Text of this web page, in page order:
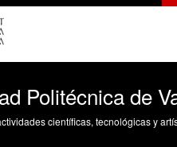
Politécnica de
científicas, tecnológicas y